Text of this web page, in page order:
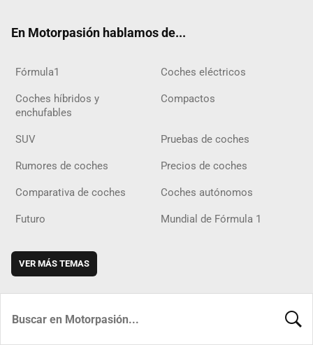
En Motorpasión hablamos de...
Fórmula1 Coches eléctricos
Coches híbridos y
enchufables
Compactos
SUV Pruebas de coches
Rumores de coches Precios de coches
Comparativa de coches Coches autónomos
Futuro Mundial de Fórmula 1
VER MÁS TEMAS